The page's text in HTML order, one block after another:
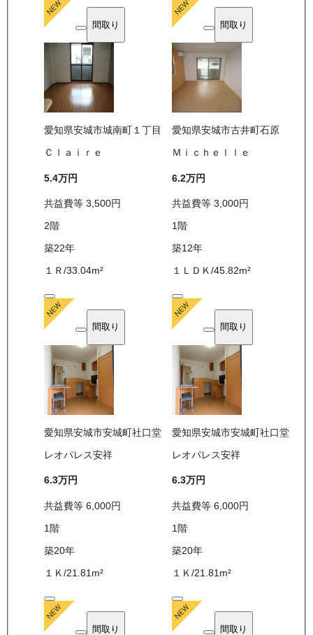
間取り
愛知県安城市城南町１丁目
Ｃｌａｉｒｅ
5.4万円
共益費等 3,500円
2階
築22年
１Ｒ/33.04m²
間取り
愛知県安城市古井町石原
Ｍｉｃｈｅｌｌｅ
6.2万円
共益費等3,000円
1 階
築12年
１ＬＤＫ/45.82m²
間取り
愛知県安城市安城町社口堂
レオパレス安祥
6.3万円
共益費等 6,000円
1 階
築20年
１Ｋ /21.81 m²
間取り
愛知県安城市安城町社口堂
レオパレス安祥
6.3万円
共益費等6,000円
1 階
築20年
１Ｋ/21.81 m²
間取り 間取り